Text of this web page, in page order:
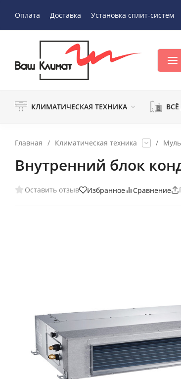
Оплата Доставка Установка сплит-систем
КЛИМАТИЧЕСКАЯ ТЕХНИКА
Главная / Климатическая техника /
Внутренний блок
Оставить отзыв Избранное Сравнение